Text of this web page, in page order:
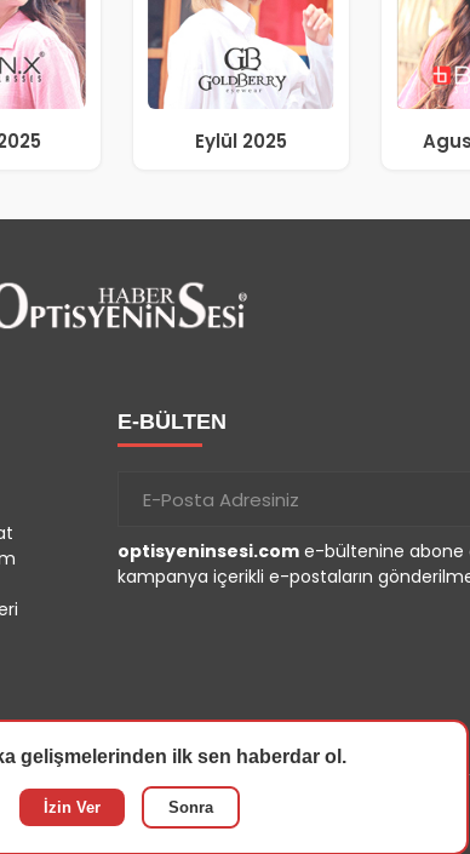
Eylül 2025
E-BÜLTEN
optisyeninsesi.com e-bültenine abone
kampanya içerikli e-postaların
gelişmelerinden ilk sen haberdar ol.
İzin Ver Sonra